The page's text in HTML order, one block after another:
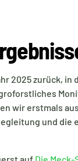
2025 zurück, in
wir erstmals
und die